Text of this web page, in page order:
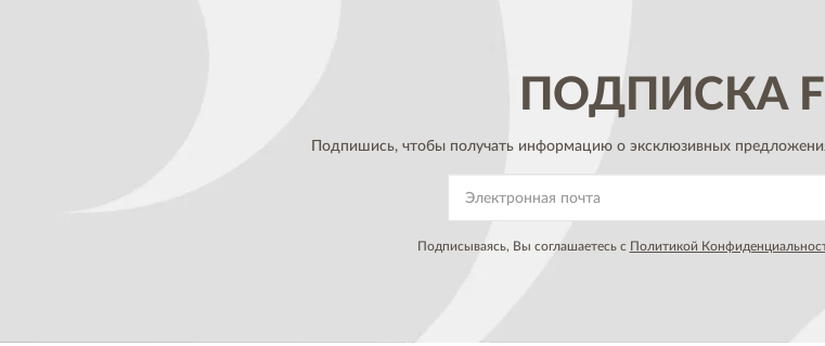
ПОДПИСКА
Подпишись, чтобы получать информацию о эксклюзивных
Подписываясь, Вы соглашаетесь с Политикой